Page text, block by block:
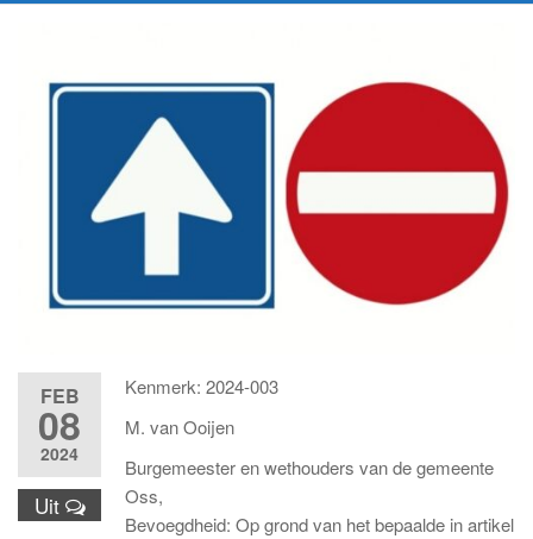
FEB
08
2024
Uit
Kenmerk: 2024-003
M. van Ooijen
Burgemeester en wethouders van de gemeente
Oss,
Bevoegdheid: Op grond van het bepaalde in artikel